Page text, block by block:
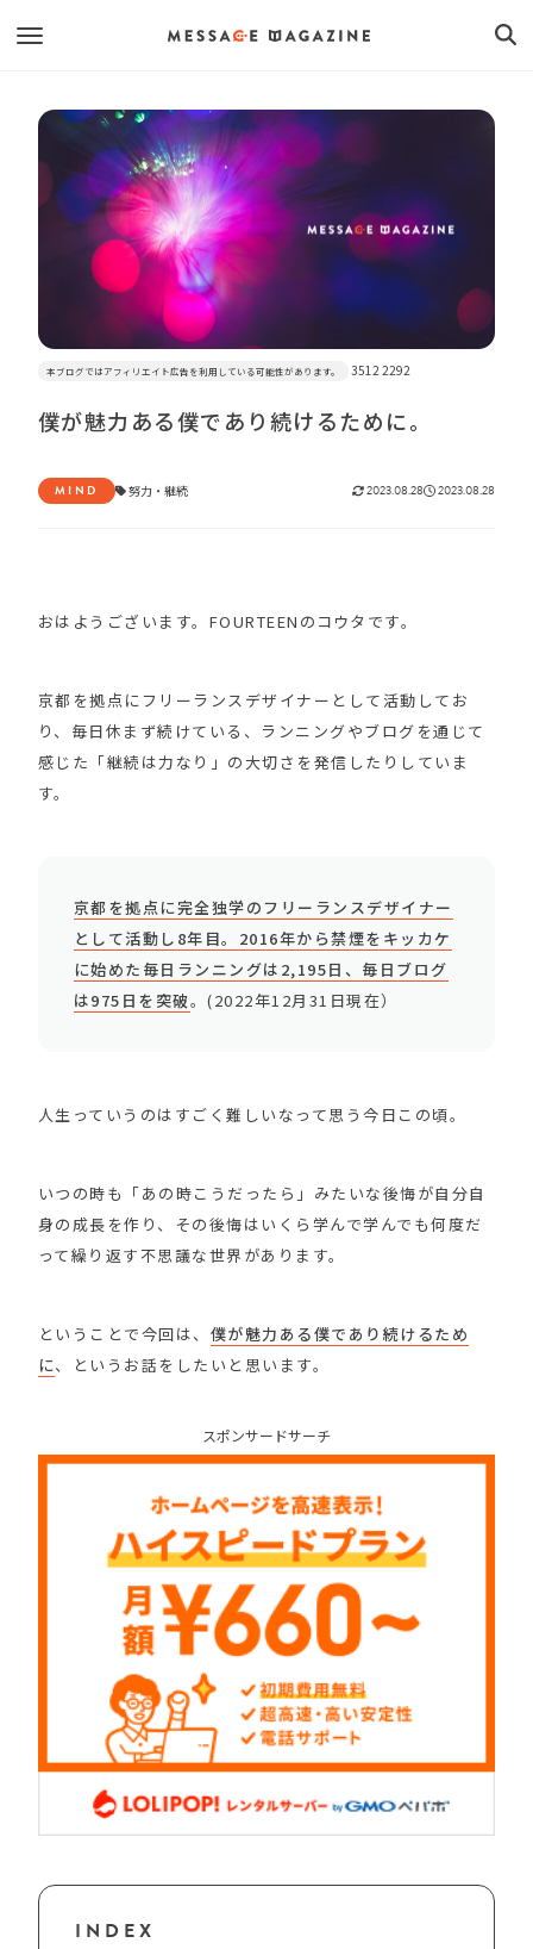
本ブログではアフィリエイト広告を利用している可能性があります。 3512 2292
僕が魅力ある僕であり続けるために。
MIND 努力・ 継続 2023.08.28 2023.08.28
おはようございます。FOURTEENのコウタです。
京都を拠点にフリーランスデザイナーとして活動してお
り、毎日休まず続けている、ランニングやブログを通じて
感じた「継続は力なり」の大切さを発信したりしていま
す。
京都を拠点に完全独学のフリーランスデザイナー
として活動し8年目。2016年から禁煙をキッカケ
に始めた毎日ランニングは2,195日、毎日ブログ
は975日を突破。(2022年12月31日現在）
人生っていうのはすごく難しいなって思う今日この頃。
いつの時も「あの時こうだったら」みたいな後悔が自分自
身の成長を作り、その後悔はいくら学んで学んでも何度だ
って繰り返す不思議な世界があります。
ということで今回は、 僕が魅力ある僕であり続けるため
に、というお話をしたいと思います。
スポンサードサーチ
INDEX